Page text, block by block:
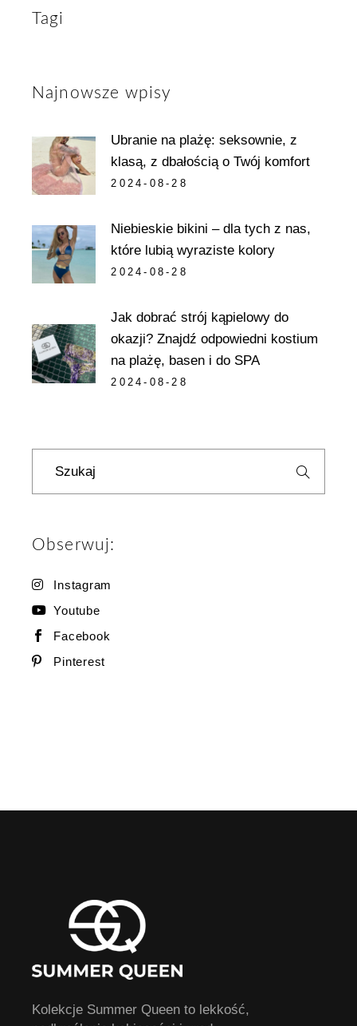
Tagi
Najnowsze wpisy
Ubranie na plażę: seksownie, z
klasą, z dbałością o Twój komfort
2024-08-28
Niebieskie bikini – dla tych z nas,
które lubią wyraziste kolory
2024-08-28
Jak dobrać strój kąpielowy do
okazji? Znajdź odpowiedni kostium
na plażę, basen i do SPA
2024-08-28
Szukaj
Obserwuj:
Instagram
Youtube
Facebook
Pinterest
Kolekcje Summer Queen to lekkość,